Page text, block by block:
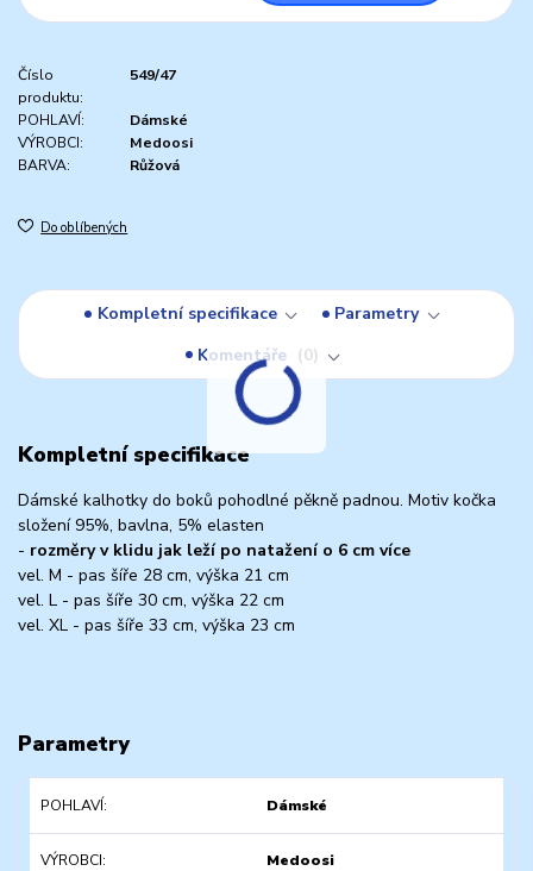
Číslo
produktu:
549/47
POHLAVÍ:
Dámské
VÝROBCI:
Medoosi
BARVA:
Růžová
Do oblíbených
Kompletní specifikace
Parametry
Komentáře
0
Kompletní specifikace
Dámské kalhotky do boků pohodlné pěkně padnou. Motiv kočka
složení 95%, bavlna, 5% elasten
- rozměry v klidu jak leží po natažení o 6 cm více
vel. M - pas šíře 28 cm, výška 21 cm
vel. L - pas šíře 30 cm, výška 22 cm
vel. XL - pas šíře 33 cm, výška 23 cm
Parametry
POHLAVÍ Dámské
VÝROBCI Medoosi